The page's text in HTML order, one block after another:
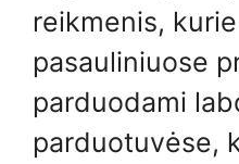
reikmenis,
pasauliniuose
parduodami
parduotuvėse,